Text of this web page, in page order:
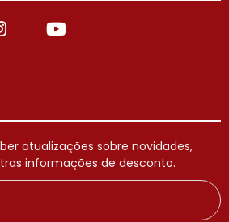
atualizações sobre novidades,
informações de desconto.